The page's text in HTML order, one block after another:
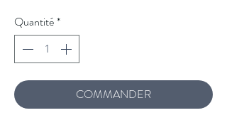
Quantité*
COMMANDER